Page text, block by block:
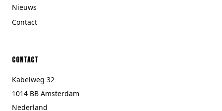
Nieuws
Contact
CONTACT
Kabelweg 32
1014 BB Amsterdam
Nederland